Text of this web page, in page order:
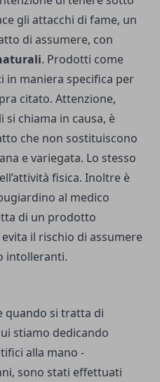
gli attacchi di fame, un
di assumere, con
. Prodotti come
in maniera specifica per
citato. Attenzione,
chiama in causa, è
che non sostituiscono
e variegata. Lo stesso
fisica. Inoltre è
al medico
di un prodotto
il rischio di assumere
intolleranti.
quando si tratta di
stiamo dedicando
alla mano -
sono stati effettuati